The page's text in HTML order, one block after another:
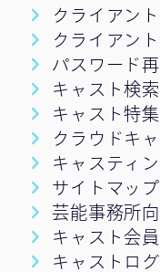
クライアン
クライアン
パスワード
キャスト検索
キャスト特
クラウドキ
キャスティ
サイトマップ
芸能事務所
キャスト会
キャストロ